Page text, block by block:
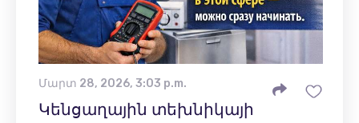
Մարտ 28, 2026, 3:03 p.m.
Կենցաղային տեխնիկայի